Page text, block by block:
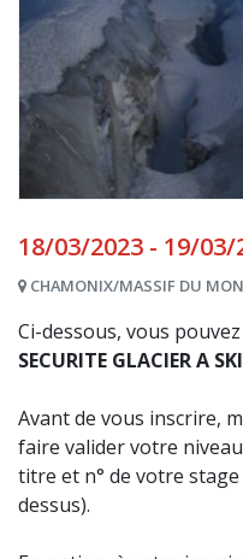
18/03/2023 - 19/03/
CHAMONIX/MASSIF DU
Ci-dessous, vous
SECURITE GLACIER A
Avant de vous inscrire,
faire valider votre
titre et n° de votre
dessus).